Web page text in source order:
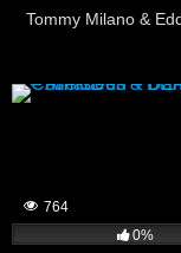
Tommy Milano &
764
0%